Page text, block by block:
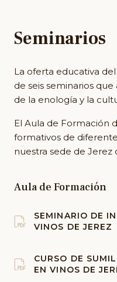
Seminarios
La oferta educativa
de seis seminarios
de la enología y la
El Aula de Formación
formativos de
nuestra sede de Jerez
Aula de Formación
SEMINARIO DE
VINOS DE JEREZ
CURSO DE
EN VINOS DE